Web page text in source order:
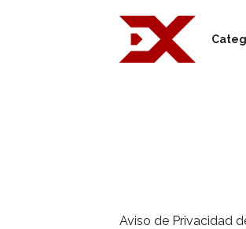
Aviso de Privacidad